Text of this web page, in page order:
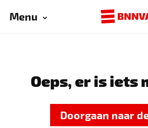
Menu
Oeps, er is iets
Doorgaan naar